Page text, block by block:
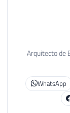
Arquitecto de
WhatsApp